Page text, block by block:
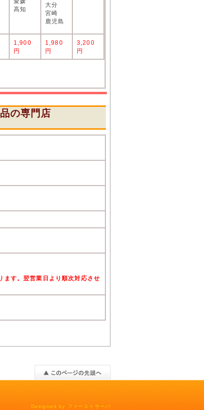
高知
大分
宮崎
鹿児島
1,900
円
1,980
円
3,200
円
の専門店
ます。翌営業日より順次対応させ
Designed byファーストサーバ